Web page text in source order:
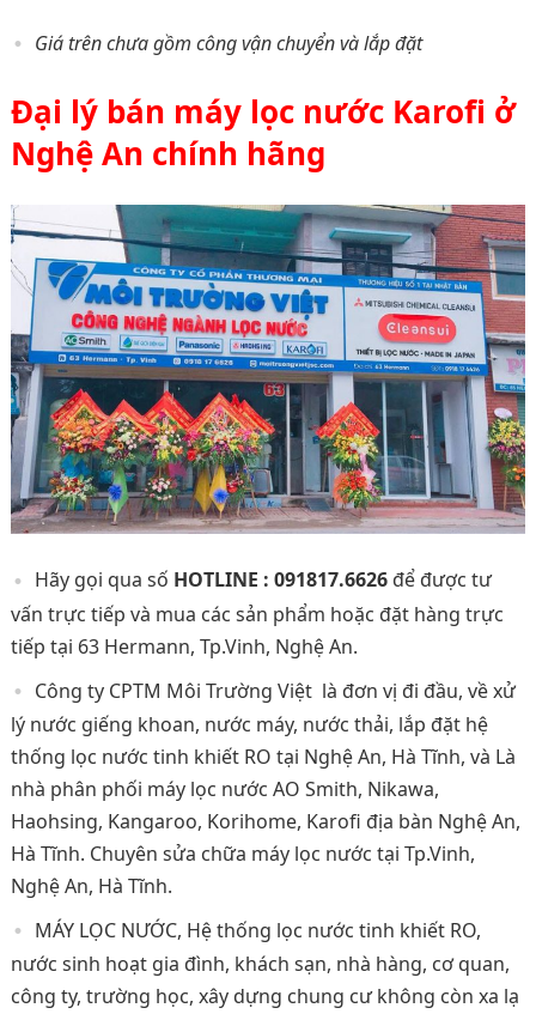
Giá trên chưa gồm công vận chuyển vàlắpđặt
Đại lý bán máy lọc nước Karofi ở
Nghệ An chính hãng
Hãy gọi qua số HOTLINE : 091817.6626để được tư
vấn trực tiếp và mua các sản phẩm hoặc đặt hàng trực
tiếp tại 63 Hermann, Tp.Vinh, Nghệ An.
Công ty CPTM Môi Trường Việt là đơn vị đi đầu, về xử
lý nước giếng khoan, nước máy, nước thải, lắp đặt hệ
thống lọc nước tinh khiết RO tại Nghệ An, Hà Tĩnh, và Là
nhà phân phối máy lọc nước AO Smith, Nikawa,
Haohsing, Kangaroo, Korihome, Karofi địa bàn Nghệ An,
Hà Tĩnh. Chuyên sửa chữa máy lọc nước tại Tp.Vinh,
Nghệ An, Hà Tĩnh.
MÁY LỌC NƯỚC, Hệ thống lọc nước tinh khiết RO,
nước sinh hoạt gia đình, khách sạn, nhà hàng, cơ quan,
công ty, trường học, xây dựng chung cư không còn xa lạ